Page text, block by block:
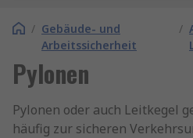
/ Gebäude- und
Arbeitssicherheit
/
Pylonen
Pylonen oder auch Leitkegel
häufig zur sicheren